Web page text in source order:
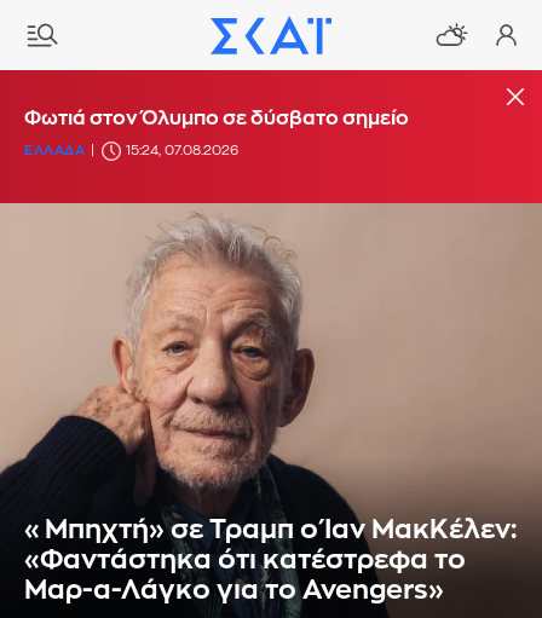
Φωτιά στον Όλυμπο σε δύσβατο σημείο
ΕΛΛΑΔΑ 15:24, 07.08.2026
«Μπηχτή» σε Τραμπ ο Ίαν ΜακΚέλεν:
«Φαντάστηκα ότι κατέστρεφα το
Μαρ-α-Λάγκο για το Avengers»